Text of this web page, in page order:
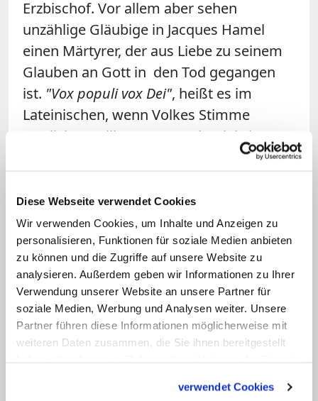
Diese Webseite verwendet Cookies
Wir verwenden Cookies, um Inhalte und Anzeigen zu
personalisieren, Funktionen für soziale Medien anbieten
zu können und die Zugriffe auf unsere Website zu
analysieren. Außerdem geben wir Informationen zu Ihrer
Verwendung unserer Website an unsere Partner für
soziale Medien, Werbung und Analysen weiter. Unsere
Partner führen diese Informationen möglicherweise mit
weiteren Daten zusammen, die Sie ihnen bereitgestellt
verwendet Cookies
Erzbischof. Vor allem aber sehen
unzählige Gläubige in Jacques Hamel
einen Märtyrer, der aus Liebe zu seinem
Glauben an Gott in den Tod gegangen
ist. "Vox populi vox Dei", heißt es im
Lateinischen, wenn Volkes Stimme
göttlichen Willen zum Ausdruck bringt.
Man konnte dies im Jahr 2005 erleben, als
Heiligsprechung des verstorbenen
Papstes Johannes Paul II. forderten.
Ähnliches spielte sich auch im August
2016 ab,als Hamel zu Grabe getragen
wurde